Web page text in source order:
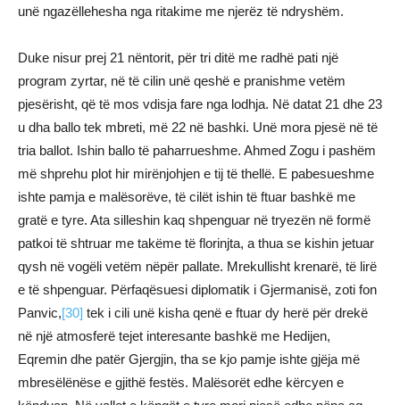
unë ngazëllehesha nga ritakime me njerëz të ndryshëm.
Duke nisur prej 21 nëntorit, për tri ditë me radhë pati një
program zyrtar, në të cilin unë qeshë e pranishme vetëm
pjesërisht, që të mos vdisja fare nga lodhja. Në datat 21 dhe 23
u dha ballo tek mbreti, më 22 në bashki. Unë mora pjesë në të
tria ballot. Ishin ballo të paharrueshme. Ahmed Zogu i pashëm
më shprehu plot hir mirënjohjen e tij të thellë. E pabesueshme
ishte pamja e malësorëve, të cilët ishin të ftuar bashkë me
gratë e tyre. Ata silleshin kaq shpenguar në tryezën në formë
patkoi të shtruar me takëme të florinjta, a thua se kishin jetuar
qysh në vogëli vetëm nëpër pallate. Mrekullisht krenarë, të lirë
e të shpenguar. Përfaqësuesi diplomatik i Gjermanisë, zoti fon
Panvic,[30] tek i cili unë kisha qenë e ftuar dy herë për drekë
në një atmosferë tejet interesante bashkë me Hedijen,
Eqremin dhe patër Gjergjin, tha se kjo pamje ishte gjëja më
mbresëlënëse e gjithë festës. Malësorët edhe kërcyen e